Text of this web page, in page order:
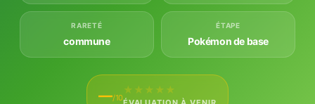
RARETÉ
commune
ÉTAPE
Pokémon de base
—/10
★ ★ ★ ★ ★